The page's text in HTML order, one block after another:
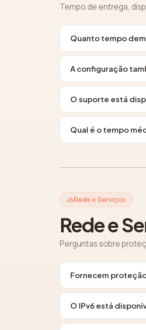
Tempo de entrega,
Quanto tempo
A configuração
O suporte está
Qual é o tempo
Rede e Serviços
Rede e
Perguntas sobre
Fornecem
O IPv6 está